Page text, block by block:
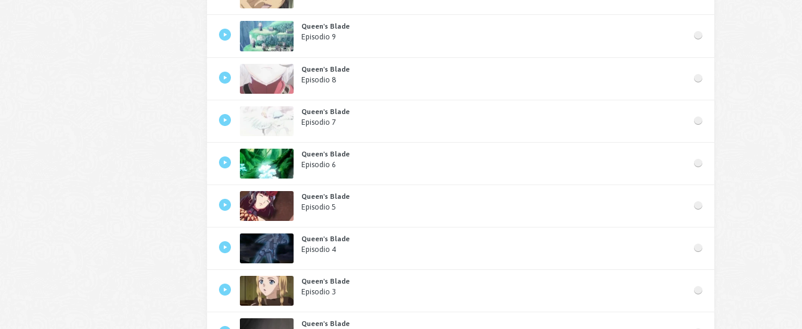
Queen's Blade
Episodio 9
Queen's Blade
Episodio 8
Queen's Blade
Episodio 7
Queen's Blade
Episodio 6
Queen's Blade
Episodio 5
Queen's Blade
Episodio 4
Queen's Blade
Episodio 3
Queen's Blade